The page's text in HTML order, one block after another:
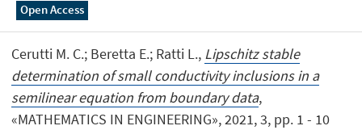
Open Access
Cerutti M. C.; Beretta E.; Ratti L., Lipschitz stable
determination of small conductivity inclusions in a
semilinear equation from boundary data,
«MATHEMATICS IN ENGINEERING», 2021, 3, pp. 1 - 10